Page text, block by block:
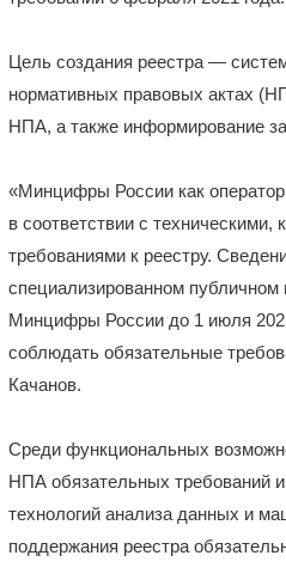
Цель создания реестра —
нормативных правовых актах
НПА, а также информирование
«Минцифры России как
в соответствии с
требованиями к реестру.
специализированном публичном
Минцифры России до 1 июля
соблюдать обязательные
Качанов.
Среди функциональных
НПА обязательных требований
технологий анализа данных и
поддержания реестра